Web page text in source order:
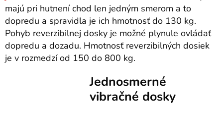
majú pri hutnení chod len jedným smerom a to
dopredu a spravidla je ich hmotnosť do 130 kg.
Pohyb reverzibilnej dosky je možné plynule ovládať
dopredu a dozadu. Hmotnosť reverzibilných dosiek
je v rozmedzí od 150 do 800 kg.
Jednosmerné
vibračné dosky